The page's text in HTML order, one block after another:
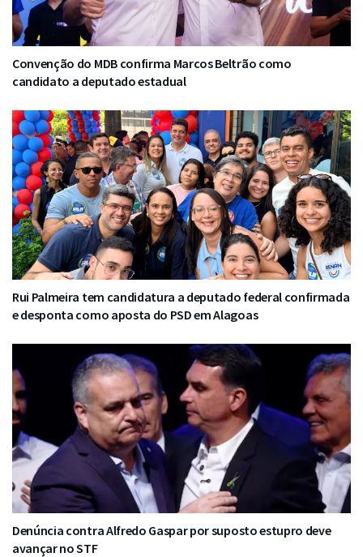
Convenção do MDB confirma Marcos Beltrão como
candidato a deputado estadual
Rui Palmeira tem candidatura a deputado federal confirmada
e desponta como aposta do PSD em Alagoas
Denúncia contra Alfredo Gaspar por suposto estupro deve
avançar no STF